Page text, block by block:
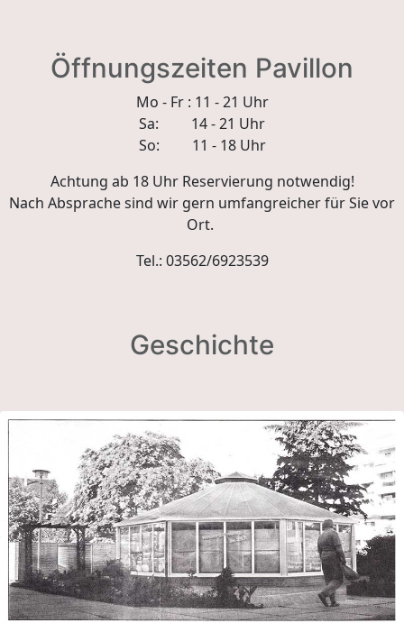
Öffnungszeiten Pavillon
Mo - Fr : 11 - 21 Uhr
Sa: 14 - 21 Uhr
So: 11 - 18 Uhr
Achtung ab 18 Uhr Reservierung notwendig!
Nach Absprache sind wir gern umfangreicher für Sie vor
Ort.
Tel.: 03562/6923539
Geschichte